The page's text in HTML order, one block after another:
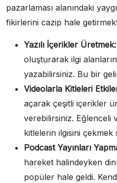
pazarlaması alanındaki
fikirlerini cazip hale
Yazılı İçerikler Üretmek:
oluşturarak ilgi
yazabilirsiniz. Bu bir
Videolarla Kitleleri
açarak çeşitli içerikler
verebilirsiniz. Eğlenceli
kitlelerin ilgisini çekmek
Podcast Yayınları
hareket halindeyken
popüler hale geldi.